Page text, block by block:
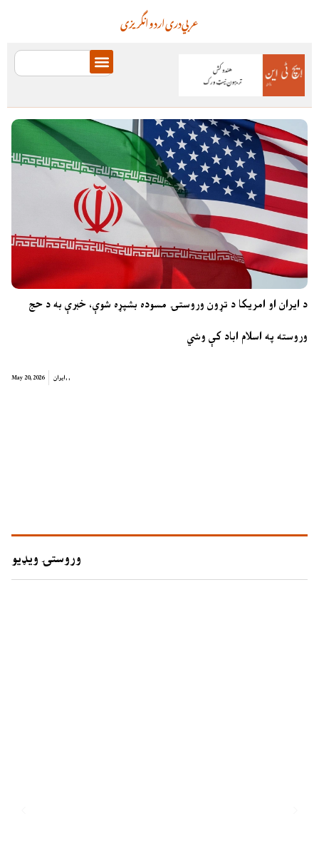
انگریزیاردودریعربي
د ایران او امریکا د تړون وروستۍ مسوده بشپړه شوې، خبرې به د حج
وروسته په اسلام اباد کې وشي
May 20, 2026 ایران,,
وروستۍ ویډیو